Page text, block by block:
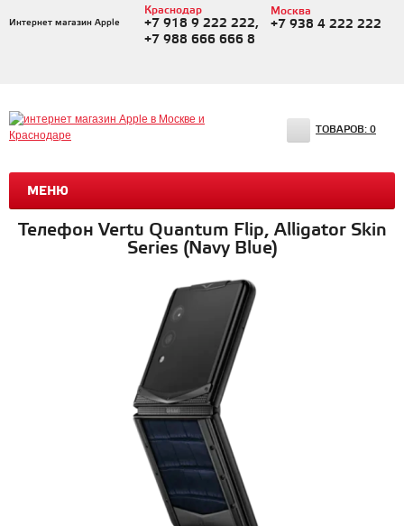
Интернет магазин Apple
Краснодар
+7 918 9 222 222,
+7 988 666 666 8
Москва
+7 938 4 222 222
МЕНЮ
ТОВАРОВ: 0
Телефон Vertu Quantum Flip, Alligator Skin
Series (Navy Blue)